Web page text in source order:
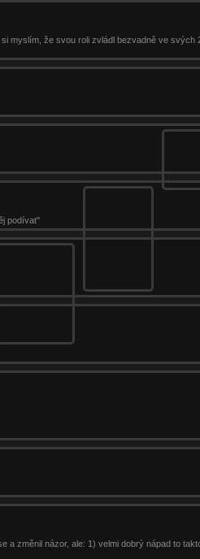
myslím, že svou roli zvládl bezvadně ve svých
podívat"
změnil názor, ale: 1) velmi dobrý nápad to